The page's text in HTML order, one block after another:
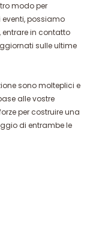
modo per
possiamo
in contatto
sulle ultime
sono molteplici e
alle vostre
per costruire una
di entrambe le